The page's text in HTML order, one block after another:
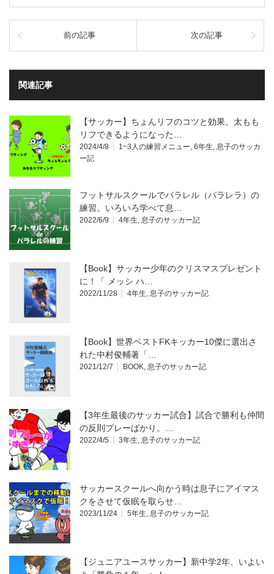
前の記事 次の記事
関連記事
【サッカー】ちょんリフのコツと効果。太もも
リフできるようになった…
2024/4/8 1~3人の練習メニュー 6年生 息子のサッカ
ー記
フットサルスクールでパラレル（パラレラ）の
練習。いろいろ学べて息…
2022/6/9 4年生 息子のサッカー記
【Book】サッカー少年のクリスマスプレゼント
に！「 メッシ ハ…
2022/11/28 4年生 息子のサッカー記
【Book】世界ベストFKキッカー10傑に選出さ
れた中村俊輔著「…
2021/12/7 BOOK 息子のサッカー記
【3年生最後のサッカー試合】試合で勝利も仲間
の反則プレーばかり。…
2022/4/5 3年生 息子のサッカー記
サッカースクールへ向かう時は息子にアイマス
クをさせて仮眠を取らせ…
2023/11/24 5年生 息子のサッカー記
【ジュニアユースサッカー】新中学2年、いよい